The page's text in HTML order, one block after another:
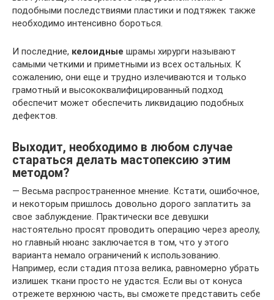
подобными последствиями пластики и подтяжек также
необходимо интенсивно бороться.
И последние, келоидные шрамы хирурги называют
самыми четкими и приметными из всех остальных. К
сожалению, они еще и трудно излечиваются и только
грамотный и высококвалифицированный подход
обеспечит может обеспечить ликвидацию подобных
дефектов.
Выходит, необходимо в любом случае
стараться делать мастопексию этим
методом?
— Весьма распространенное мнение. Кстати, ошибочное,
и некоторым пришлось довольно дорого заплатить за
свое заблуждение. Практически все девушки
настоятельно просят проводить операцию через ареолу,
но главный нюанс заключается в том, что у этого
варианта немало ограничений к использованию.
Например, если стадия птоза велика, равномерно убрать
излишек ткани просто не удастся. Если вы от конуса
отрежете верхнюю часть, вы сможете представить себе